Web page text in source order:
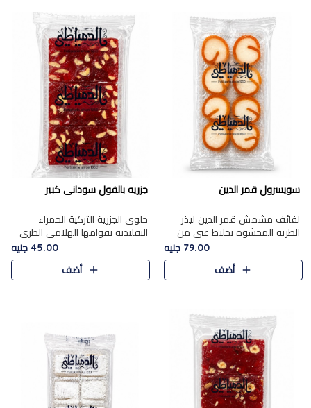
سويسرول قمر الدين
لفائف مشمش قمر الدين ليذر
الطرية المحشوة بخليط غني من
جوز الهند الأبيض والمكسرات
الفاخرة، يقدم المذاق الحلو
الطبيعي لقمر الدين و تجمع بين
79.00 جنيه
أضف
جزريه بالفول سودانى كبير
حلوى الجزرية التركية الحمراء
التقليدية بقوامها الهلامي الطري
ولونها الأحمر المميز، محشوة
بسخاء بالفول السوداني المحمص
لتمنحك توازنًا رائعًا ..
45.00 جنيه
أضف